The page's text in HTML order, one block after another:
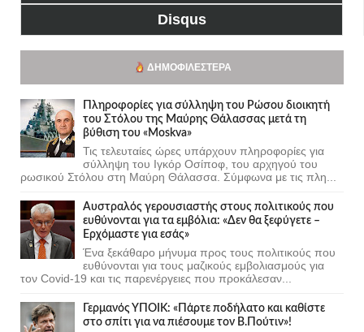
Disqus
ΔΗΜΟΦΙΛΈΣΤΕΡΑ
Πληροφορίες για σύλληψη του Ρώσου διοικητή
του Στόλου της Mαύρης Θάλασσας μετά τη
βύθιση του «Moskva»
Τις τελευταίες ώρες υπάρχουν πληροφορίες για
σύλληψη του Ιγκόρ Οσίποφ, του αρχηγού του
ρωσικού Στόλου στη Μαύρη Θάλασσα. Σύμφωνα με τις πλη...
Αυστραλός γερουσιαστής στους πολιτικούς που
ευθύνονται για τα εμβόλια: «Δεν θα ξεφύγετε –
Ερχόμαστε για εσάς»
Ένα ξεκάθαρο μήνυμα προς τους πολιτικούς που
ευθύνονται για τους μαζικούς εμβολιασμούς για
τον Covid-19 και τις παρενέργειες που προκάλεσαν...
Γερμανός ΥΠΟΙΚ: «Πάρτε ποδήλατο και καθίστε
στο σπίτι για να πιέσουμε τον Β.Πούτιν»!